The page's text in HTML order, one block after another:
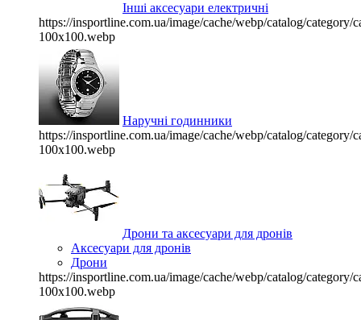
Інші аксесуари електричні
https://insportline.com.ua/image/cache/webp/catalog/category/
100x100.webp
Наручні годинники
https://insportline.com.ua/image/cache/webp/catalog/category/
100x100.webp
Дрони та аксесуари для дронів
Аксесуари для дронів
Дрони
https://insportline.com.ua/image/cache/webp/catalog/category/
100x100.webp